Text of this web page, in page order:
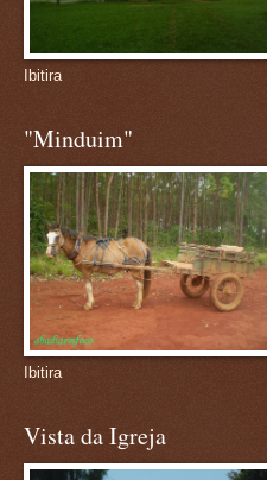
Ibitira
"Minduim"
Ibitira
Vista da Igreja